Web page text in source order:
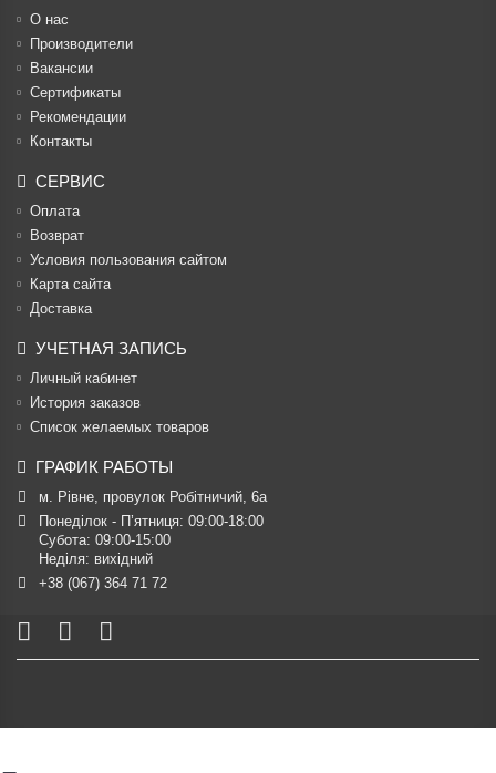
О нас
Производители
Вакансии
Cертификаты
Рекомендации
Контакты
СЕРВИС
Оплата
Возврат
Условия пользования сайтом
Карта сайта
Доставка
УЧЕТНАЯ ЗАПИСЬ
Личный кабинет
История заказов
Список желаемых товаров
ГРАФИК РАБОТЫ
м. Рівне, провулок Робітничий, 6а
Понеділок - П’ятниця: 09:00-18:00
Субота: 09:00-15:00
Неділя: вихідний
+38 (067) 364 71 72